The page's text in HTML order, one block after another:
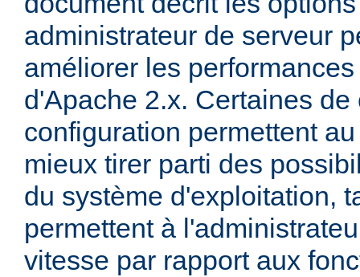
administrateur de serveur
améliorer les
d'Apache 2.x. Certaines
configuration permettent
mieux tirer parti des
du système d'exploitation,
permettent à
vitesse par rapport aux